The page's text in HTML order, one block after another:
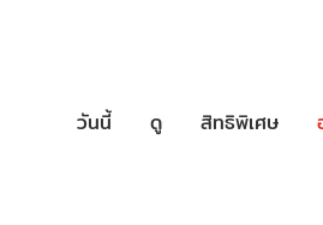
วันนี้ ดู สิทธิพิเศษ